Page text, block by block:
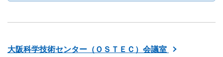
大阪科学技術センター（ＯＳＴＥＣ）会議室